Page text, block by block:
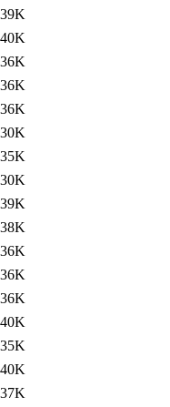
39K
40K
36K
36K
36K
30K
35K
30K
39K
38K
36K
36K
36K
40K
35K
40K
37K